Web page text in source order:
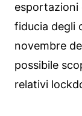
esportazioni
fiducia degli
novembre
possibile
relativi